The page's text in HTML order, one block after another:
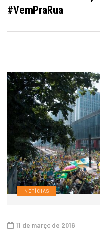
#VemPraRua
NOTÍCIAS
11 de março de 2016